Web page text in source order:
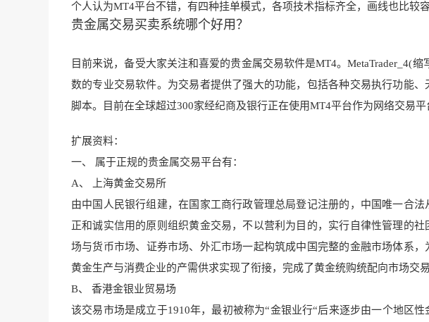
个人认为MT4平台不错，有四种挂单模式，各项技术指标齐全，画线也比较
贵金属交易买卖系统哪个好用？
目前来说，备受大家关注和喜爱的贵金属交易软件是MT4。MetaTrader_4(缩
数的专业交易软件。为交易者提供了强大的功能，包括各种交易执行功能
脚本。目前在全球超过300家经纪商及银行正在使用MT4平台作为网络交易
扩展资料：
一、 属于正规的贵金属交易平台有：
A、 上海黄金交易所
由中国人民银行组建，在国家工商行政管理总局登记注册的，中国 唯一合法
正和诚实信用的原则组织黄金交易，不以营利为目的，实行自律性管理的
场与货币市场、证券市场、外汇市场一起构筑成中国完整的金融市场体系
黄金生产与消费企业的产需供求实现了衔接，完成了黄金统购统配向市场交易
B、 香港金银业贸易场
该交易市场是成立于1910年，最初被称为“金银业行“后来逐步由一个地区